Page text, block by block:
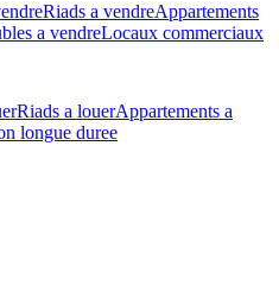
Riads a vendreAppartements
a vendreLocaux commerciaux
Riads a louerAppartements a
longue duree